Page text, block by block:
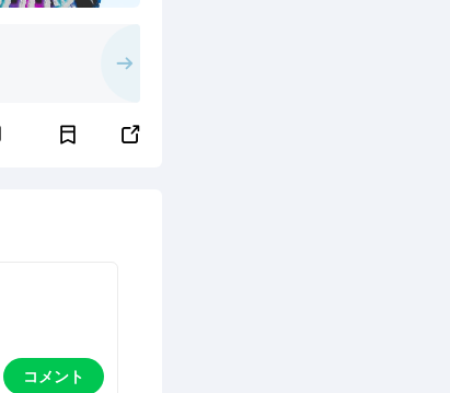

コメント